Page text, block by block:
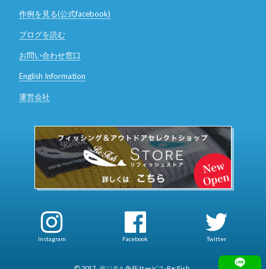
作例を見る(公式facebook)
ブログを読む
お問い合わせ窓口
English Information
運営会社
Instagram Facebook Twitter